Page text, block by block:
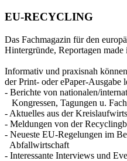
EU-RECYCLING
Das Fachmagazin für den
Hintergründe, Reportagen made
Informativ und praxisnah
der Print- oder ePaper-Ausgabe
- Berichte von nationalen/
Kongressen, Tagungen u.
- Aktuelles aus der
- Meldungen von der
- Neueste EU-Regelungen im
Abfallwirtschaft
- Interessante Interviews und